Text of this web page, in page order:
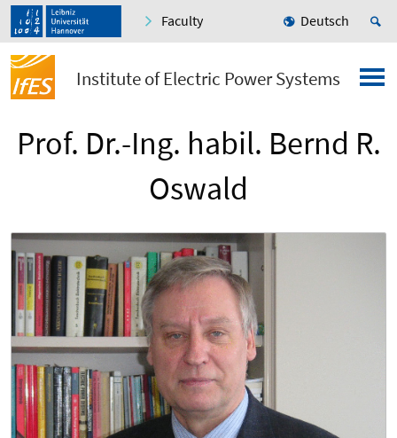
Faculty Deutsch
Institute of Electric Power Systems
Prof. Dr.-Ing. habil. Bernd R.
Oswald